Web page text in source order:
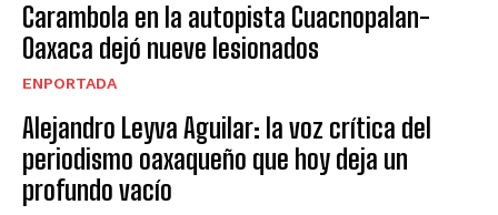
Carambola en la autopista Cuacnopalan-
Oaxaca dejó nueve lesionados
ENPORTADA
Alejandro Leyva Aguilar: la voz crítica del
periodismo oaxaqueño que hoy deja un
profundo vacío